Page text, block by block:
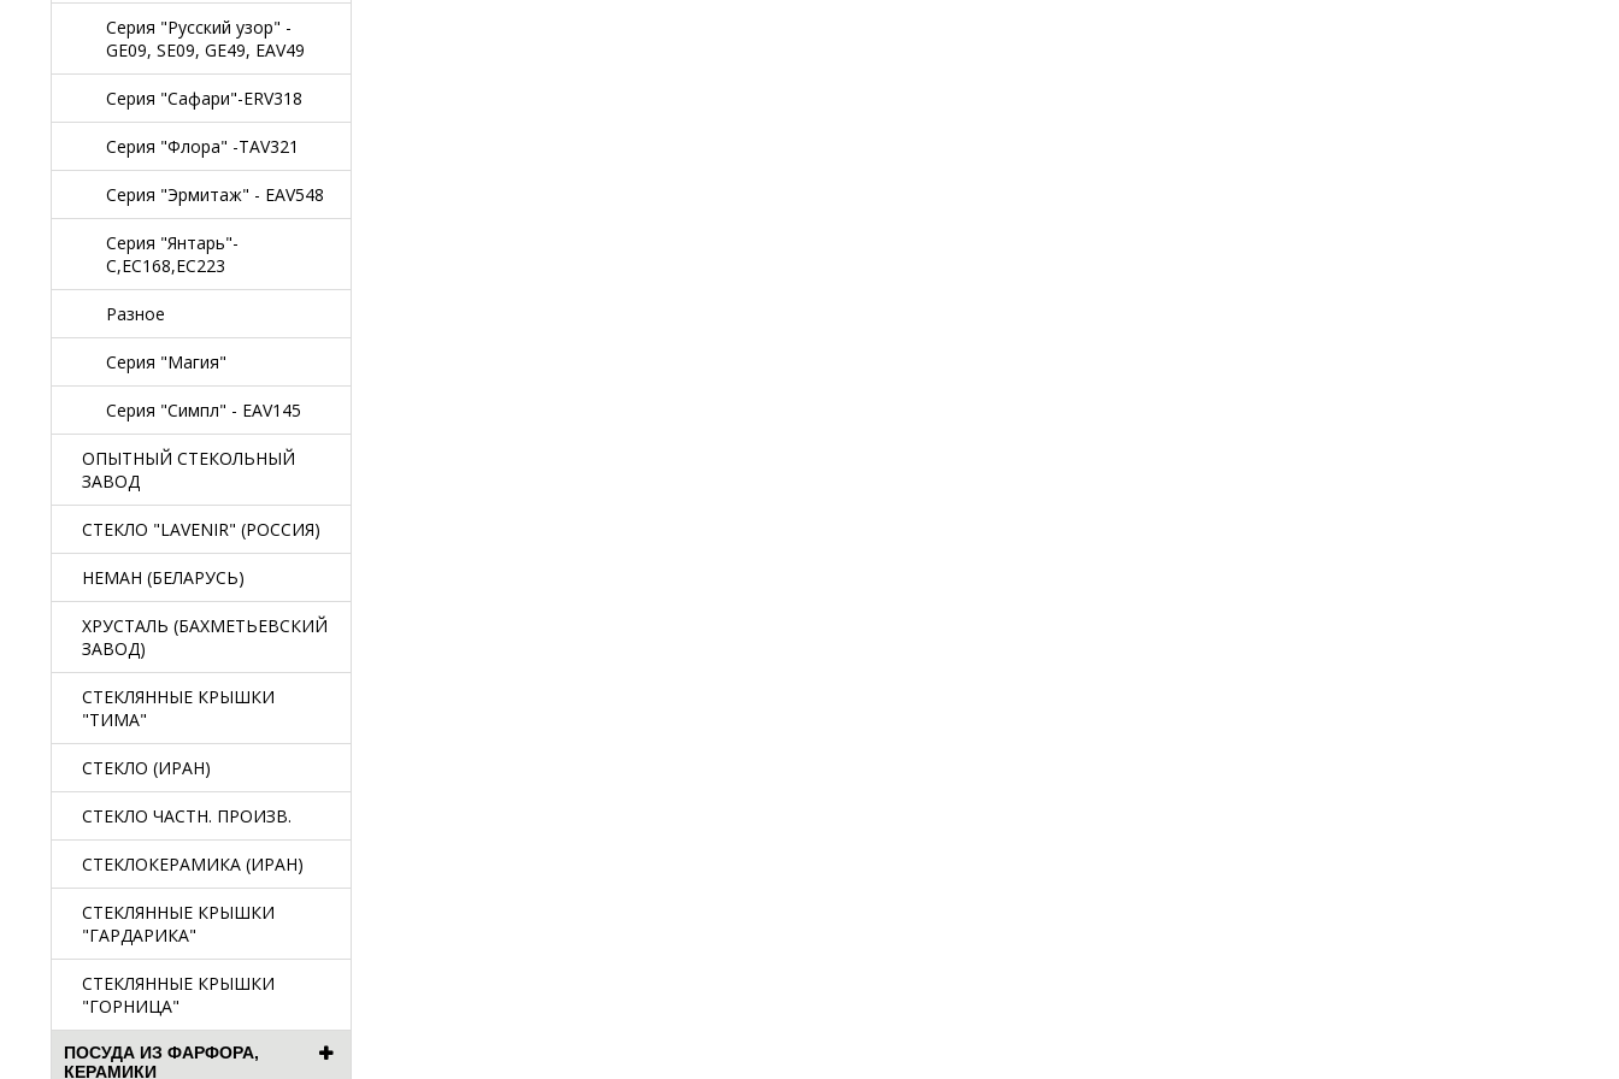
Серия "Русский узор" -
GE09, SE09, GE49, EAV49
Серия "Сафари"-ERV318
Серия "Флора" -TAV321
Серия "Эрмитаж" - EAV548
Серия "Янтарь"-
C,EC168,EC223
Разное
Серия "Магия"
Серия "Симпл" - EAV145
ОПЫТНЫЙ СТЕКОЛЬНЫЙ
ЗАВОД
СТЕКЛО "LAVENIR" (РОССИЯ)
НЕМАН (БЕЛАРУСЬ)
ХРУСТАЛЬ (БАХМЕТЬЕВСКИЙ
ЗАВОД)
СТЕКЛЯННЫЕ КРЫШКИ
"ТИМА"
СТЕКЛО (ИРАН)
СТЕКЛО ЧАСТН. ПРОИЗВ.
СТЕКЛОКЕРАМИКА (ИРАН)
СТЕКЛЯННЫЕ КРЫШКИ
"ГАРДАРИКА"
СТЕКЛЯННЫЕ КРЫШКИ
"ГОРНИЦА"
ПОСУДА ИЗ ФАРФОРА,
КЕРАМИКИ